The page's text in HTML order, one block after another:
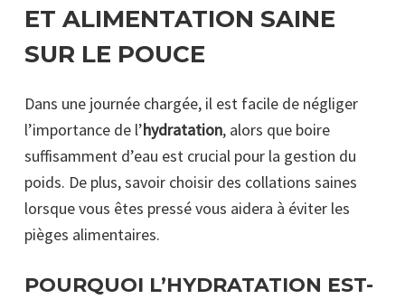
ET ALIMENTATION SAINE
SUR LE POUCE
Dans une journée chargée, il est facile de négliger
l’importance de l’hydratation, alors que boire
suffisamment d’eau est crucial pour la gestion du
poids. De plus, savoir choisir des collations saines
lorsque vous êtes pressé vous aidera à éviter les
pièges alimentaires.
POURQUOI L’HYDRATATION EST-